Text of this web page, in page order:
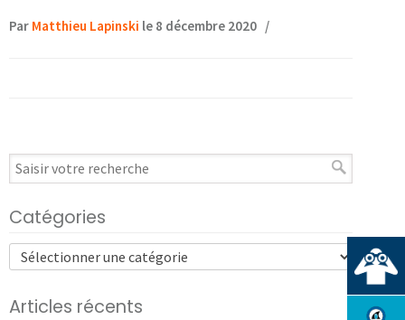
Par Matthieu Lapinski le 8 décembre 2020 /
Catégories
Articles récents